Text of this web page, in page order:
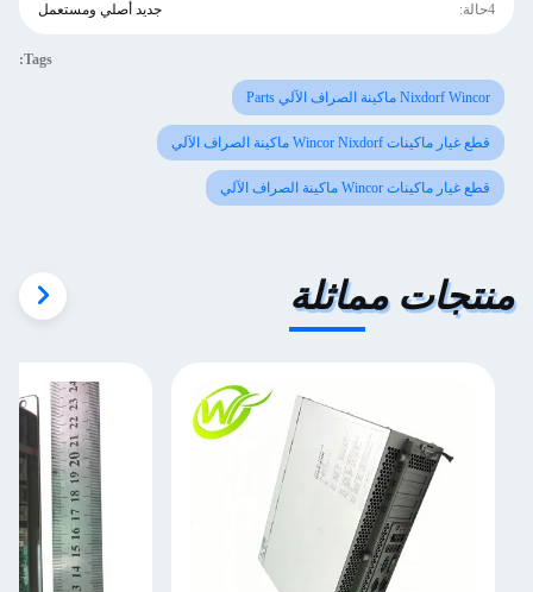
4حالة: جديد أصلي ومستعمل
Tags:
Nixdorf Wincor ماكينة الصراف الآلي Parts
قطع غيار ماكينات Wincor Nixdorf ماكينة الصراف الآلي
قطع غيار ماكينات Wincor ماكينة الصراف الآلي
منتجات مماثلة